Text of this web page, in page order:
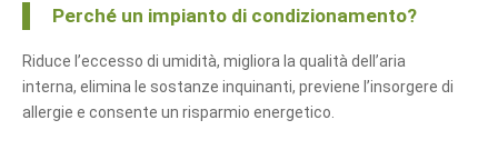
Perché un impianto di condizionamento?
Riduce l’eccesso di umidità, migliora la qualità dell’aria
interna, elimina le sostanze inquinanti, previene l’insorgere di
allergie e consente un risparmio energetico.